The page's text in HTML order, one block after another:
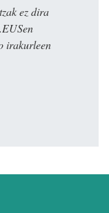
ez dira
irakurleen